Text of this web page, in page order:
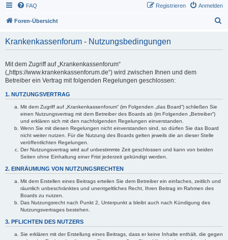
FAQ Anmelden
Registrieren
Foren-Übersicht
Krankenkassenforum - Nutzungsbedingungen
Mit dem Zugriff auf „Krankenkassenforum“
(„https://www.krankenkassenforum.de“) wird zwischen Ihnen und dem
Betreiber ein Vertrag mit folgenden Regelungen geschlossen:
1. NUTZUNGSVERTRAG
Mit dem Zugriff auf „Krankenkassenforum“ (im Folgenden „das Board“) schließen Sie
einen Nutzungsvertrag mit dem Betreiber des Boards ab (im Folgenden „Betreiber“)
und erklären sich mit den nachfolgenden Regelungen einverstanden.
Wenn Sie mit diesen Regelungen nicht einverstanden sind, so dürfen Sie das Board
nicht weiter nutzen. Für die Nutzung des Boards gelten jeweils die an dieser Stelle
veröffentlichten Regelungen.
Der Nutzungsvertrag wird auf unbestimmte Zeit geschlossen und kann von beiden
Seiten ohne Einhaltung einer Frist jederzeit gekündigt werden.
2. EINRÄUMUNG VON NUTZUNGSRECHTEN
Mit dem Erstellen eines Beitrags erteilen Sie dem Betreiber ein einfaches, zeitlich und
räumlich unbeschränktes und unentgeltliches Recht, Ihren Beitrag im Rahmen des
Boards zu nutzen.
Das Nutzungsrecht nach Punkt 2, Unterpunkt a bleibt auch nach Kündigung des
Nutzungsvertrages bestehen.
3. PFLICHTEN DES NUTZERS
Sie erklären mit der Erstellung eines Beitrags, dass er keine Inhalte enthält, die gegen